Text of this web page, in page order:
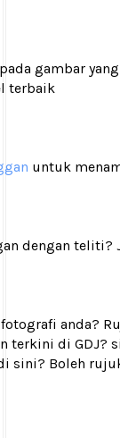
gambar
terbaik
untuk
dengan
anda?
terkini di GDJ?
sini? Boleh